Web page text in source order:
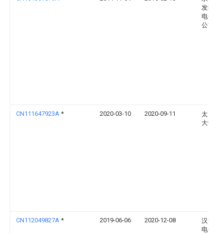
发区
电子
公司
CN111647923A * 2020-03-10 2020-09-11
太原
大学
CN112049827A * 2019-06-06 2020-12-08
汉达
电子(